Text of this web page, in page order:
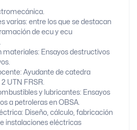
varias: entre los que se destacan
de ecu y ecu
materiales: Ensayos destructivos
Ayudante de catedra
UTN FRSR.
y lubricantes: Ensayos
a petroleras en OBSA.
Diseño, cálculo, fabricación
instalaciones eléctricas